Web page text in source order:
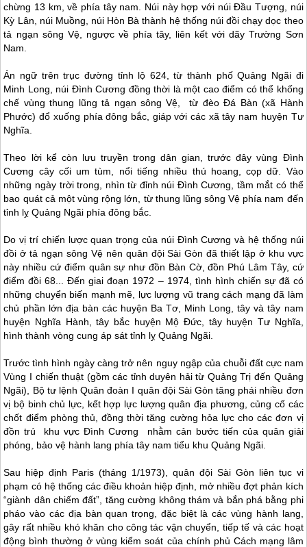
chừng 13 km, về phía tây nam. Núi này hợp với núi Đầu Tượng, núi
Kỳ Lân, núi Muồng, núi Hòn Bà thành hệ thống núi đồi chạy dọc theo
tả ngạn sông Vệ, ngược về phía tây, liên kết với dãy Trường Sơn
Nam.
Án ngữ trên trục đường tỉnh lộ 624, từ thành phố Quảng Ngãi đi
Minh Long, núi Đình Cương đồng thời là một cao điểm có thể khống
chế vùng thung lũng tả ngạn sông Vệ, từ đèo Đá Bàn (xã Hành
Phước) đổ xuống phía đông bắc, giáp với các xã tây nam huyện Tư
Nghĩa.
Theo lời kể còn lưu truyền trong dân gian, trước đây vùng Đình
Cương cây cối um tùm, nổi tiếng nhiều thú hoang, cọp dữ. Vào
những ngày trời trong, nhìn từ đỉnh núi Đình Cương, tầm mắt có thể
bao quát cả một vùng rộng lớn, từ thung lũng sông Vệ phía nam đến
tỉnh lỵ Quảng Ngãi phía đông bắc.
Do vị trí chiến lược quan trọng của núi Đình Cương và hệ thống núi
đồi ở tả ngạn sông Vệ nên quân đội Sài Gòn đã thiết lập ở khu vực
này nhiều cứ điểm quân sự như đồn Bàn Cờ, đồn Phú Lâm Tây, cứ
điểm đồi 68... Đến giai đoạn 1972 – 1974, tình hình chiến sự đã có
những chuyển biến mạnh mẽ, lực lượng vũ trang cách mạng đã làm
chủ phần lớn địa bàn các huyện Ba Tơ, Minh Long, tây và tây nam
huyện Nghĩa Hành, tây bắc huyện Mộ Đức, tây huyện Tư Nghĩa,
hình thành vòng cung áp sát tỉnh lỵ Quảng Ngãi.
Trước tình hình ngày càng trở nên nguy ngập của chuỗi đất cực nam
Vùng I chiến thuật (gồm các tỉnh duyên hải từ Quảng Trị đến Quảng
Ngãi), Bộ tư lệnh Quân đoàn I quân đội Sài Gòn tăng phái nhiều đơn
vị bộ binh chủ lực, kết hợp lực lượng quân địa phương, củng cố các
chốt điểm phòng thủ, đồng thời tăng cường hỏa lực cho các đơn vị
đồn trú khu vực Đình Cương nhằm cản bước tiến của quân giải
phóng, bảo vệ hành lang phía tây nam tiểu khu Quảng Ngãi.
Sau hiệp định Paris (tháng 1/1973), quân đội Sài Gòn liên tục vi
phạm có hệ thống các điều khoản hiệp định, mở nhiều đợt phản kích
“giành dân chiếm đất”, tăng cường không thám và bắn phá bằng phi
pháo vào các địa bàn quan trọng, đặc biệt là các vùng hành lang,
gây rất nhiều khó khăn cho công tác vận chuyển, tiếp tế và các hoạt
động bình thường ở vùng kiểm soát của chính phủ Cách mạng lâm